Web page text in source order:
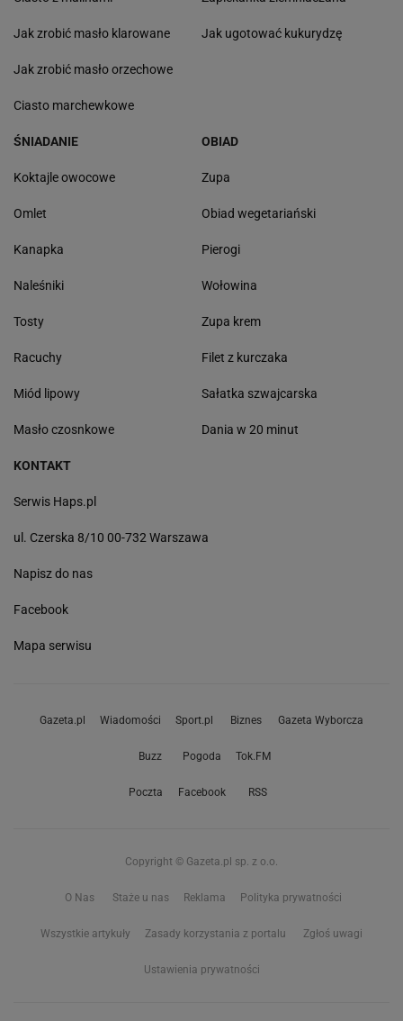
Jak zrobić masło klarowane
Jak zrobić masło orzechowe
Ciasto marchewkowe
Jak ugotować kukurydzę
ŚNIADANIE
Koktajle owocowe
Omlet
Kanapka
Naleśniki
Tosty
Racuchy
Miód lipowy
Masło czosnkowe
OBIAD
Zupa
Obiad wegetariański
Pierogi
Wołowina
Zupa krem
Filet z kurczaka
Sałatka szwajcarska
Dania w 20 minut
KONTAKT
Serwis Haps.pl
ul. Czerska 8/10 00-732 Warszawa
Napisz do nas
Facebook
Mapa serwisu
Gazeta.pl Wiadomości Sport.pl Biznes Gazeta Wyborcza
Buzz Pogoda Tok.FM
Poczta Facebook RSS
Copyright © Gazeta.pl sp. z o.o.
O Nas Staże u nas Reklama Polityka prywatności
Wszystkie artykuły Zasady korzystania z portalu Zgłoś uwagi
Ustawienia prywatności